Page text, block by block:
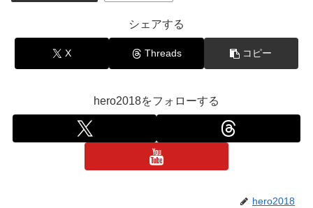
シェアする
X Threads コピー
hero2018をフォローする
hero2018